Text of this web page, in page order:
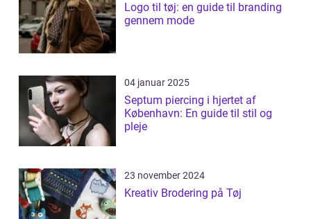
Logo til tøj: en guide til branding
gennem mode
04 januar 2025
Septum piercing i hjertet af
København: En guide til stil og
pleje
23 november 2024
Kreativ Brodering på Tøj